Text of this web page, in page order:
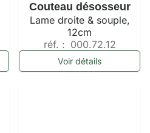
Couteau désosseur
Lame droite & souple,
12cm
réf. : 000.72.12
Voir détails